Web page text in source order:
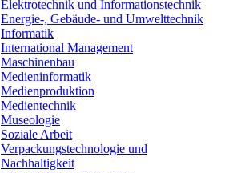
Elektrotechnik und Informationstechnik
Energie-, Gebäude- und Umwelttechnik
Informatik
International Management
Maschinenbau
Medieninformatik
Medienproduktion
Medientechnik
Museologie
Soziale Arbeit
Verpackungstechnologie und
Nachhaltigkeit